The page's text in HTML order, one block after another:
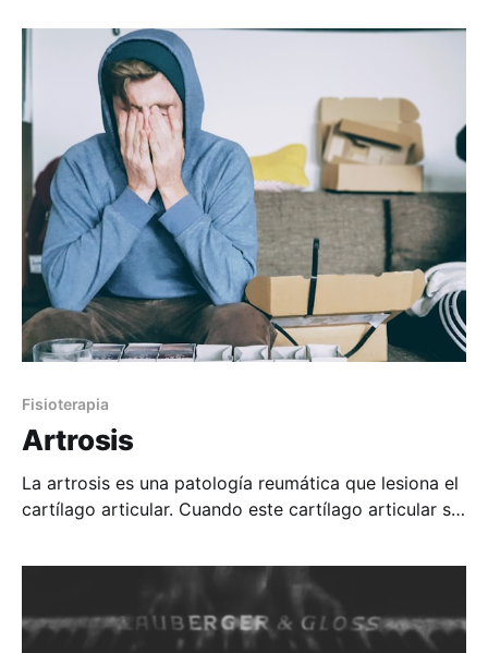
lesional o subóptimo de rendimiento a realizar un
entreno o actividad competitiva en plenas facultades
físicas y mentales (para este último punto es muy
importante llegar con
Fisioterapia
Artrosis
La artrosis es una patología reumática que lesiona el
cartílago articular. Cuando este cartílago articular se
funcional. Normalmente la artrosis se localiza en la
columna cervical y lumbar, algunas articulaciones del
hombro y de los dedos de las manos, la cadera, la
rodilla